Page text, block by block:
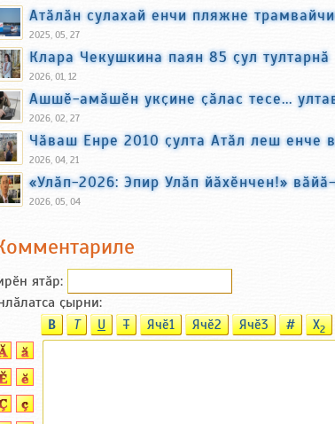
Атӑлӑн сулахай енчи пляжне
2025, 05, 27
Клара Чекушкина паян 85 ҫул тултарнӑ
2026, 01, 12
Ашшӗ-амӑшӗн укҫине ҫӑлас тесе...
2026, 02, 27
Чӑваш Енре 2010 ҫулта Атӑл леш енче
2026, 04, 21
«Улӑп-2026: Эпир Улӑп йӑхӗнчен!»
2026, 05, 04
ятӑp:
ҫырни:
B T U T Ячӗ1 Ячӗ2 Ячӗ3 # X2